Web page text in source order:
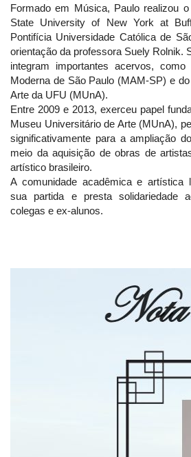
Formado em Música, Paulo realizou
State University of New York at
Pontifícia Universidade Católica de
orientação da professora Suely Rolnik.
integram importantes acervos,
Moderna de São Paulo (MAM-SP) e
Arte da UFU (MUnA).
Entre 2009 e 2013, exerceu papel
Museu Universitário de Arte (MUnA),
significativamente para a ampliação
meio da aquisição de obras de
artístico brasileiro.
A comunidade acadêmica e artística
sua partida e presta solidariedade
colegas e ex-alunos.